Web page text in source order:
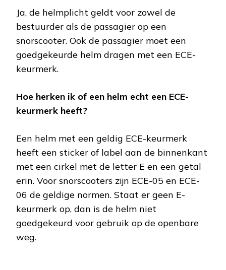
Ja, de helmplicht geldt voor zowel de
bestuurder als de passagier op een
snorscooter. Ook de passagier moet een
goedgekeurde helm dragen met een ECE-
keurmerk.
Hoe herken ik of een helm echt een ECE-
keurmerk heeft?
Een helm met een geldig ECE-keurmerk
heeft een sticker of label aan de binnenkant
met een cirkel met de letter E en een getal
erin. Voor snorscooters zijn ECE-05 en ECE-
06 de geldige normen. Staat er geen E-
keurmerk op, dan is de helm niet
goedgekeurd voor gebruik op de openbare
weg.